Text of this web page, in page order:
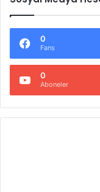
0
Fans
0
Aboneler